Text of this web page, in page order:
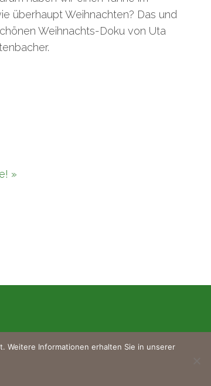
überhaupt Weihnachten? Das und
Weihnachts-Doku von Uta
»
Weitere Informationen erhalten Sie in unserer